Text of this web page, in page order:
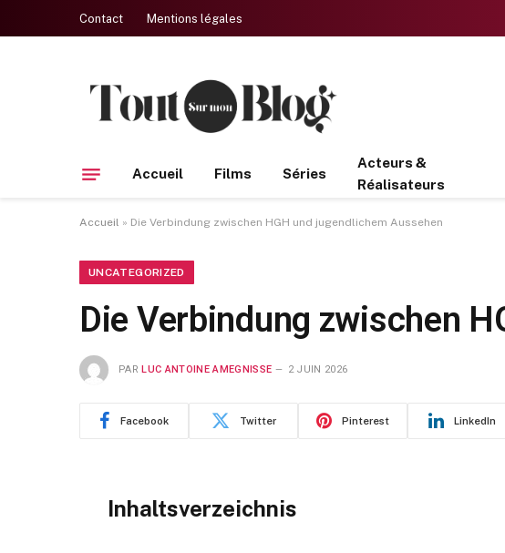
Contact Mentions légales
Accueil Films Séries
Acteurs &
Réalisateurs
Accueil » Die Verbindung zwischen HGH und jugendlichem Aussehen
UNCATEGORIZED
Die Verbindung zwischen
PAR LUC ANTOINE AMEGNISSE 2 JUIN 2026
Facebook Twitter Pinterest LinkedIn
Inhaltsverzeichnis